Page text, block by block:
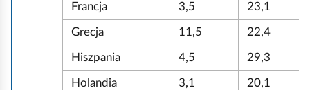
Francja 3,5 23,1
Grecja 11,5 22,4
Hiszpania 4,5 29,3
Holandia 3,1 20,1